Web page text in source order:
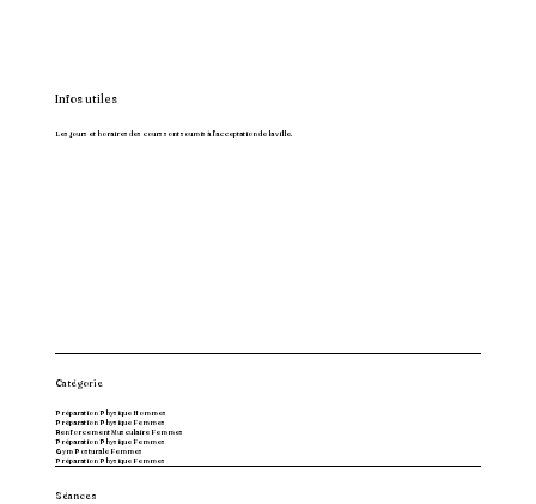
Infos utiles
Les jours et horaires des cours sont soumis à l’acceptation de la ville.
Catégorie
Préparation Physique Hommes
Préparation Physique Femmes
Renforcement Musculaire Femmes
Préparation Physique Femmes
Gym Posturale Femmes
Préparation Physique Femmes
Séances